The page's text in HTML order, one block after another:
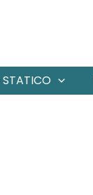
STATICO